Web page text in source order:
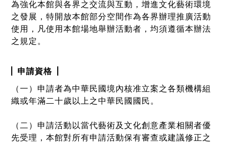
為強化本館與各界之交流與互動，增進文化藝術環境
之發展，特開放本館部分空間作為各界辦理推廣活動
使用，凡使用本館場地舉辦活動者，均須遵循本辦法
之規定。
申請資格
（一）申請者為中華民國境內核准立案之各類機構組
織或年滿二十歲以上之中華民國國民。
（二）申請活動以當代藝術及文化創意產業相關者優
先受理，本館對所有申請活動保有審查或建議修正之